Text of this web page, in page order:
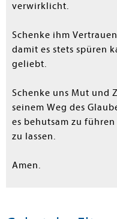
verwirklicht.
Schenke ihm
damit es stets spüren
geliebt.
Schenke uns Mut und
seinem Weg des
es behutsam zu
zu lassen.
Amen.